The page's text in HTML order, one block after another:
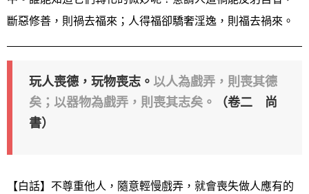
斷惡修善，則禍去福來；人得福卻驕奢淫逸，則福去禍來。
玩人喪德，玩物喪志。 以人為戲弄，則喪其德
矣；以器物為戲弄，則喪其志矣。
（卷二 尚
書）
【白話】不尊重他人，隨意輕慢戲弄，就會喪失做人應有的